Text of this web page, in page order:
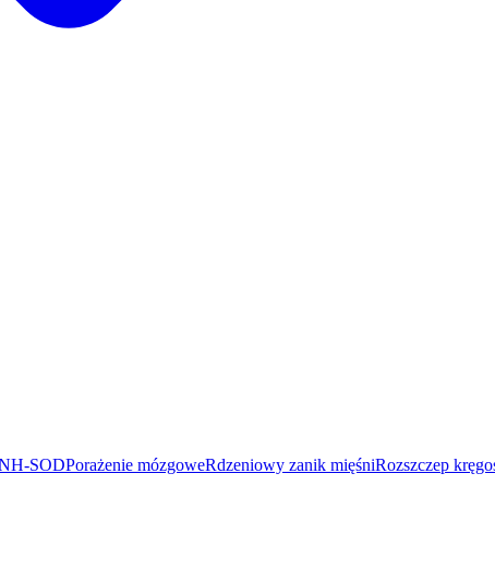
SODPorażenie mózgoweRdzeniowy zanik mięśniRozszczep